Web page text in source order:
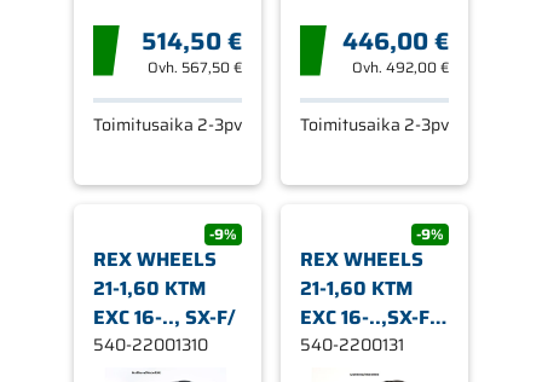
514,50 €
Ovh. 567,50 €
Toimitusaika 2-3pv
446,00 €
Ovh.492,00 €
Toimitusaika 2-3pv
-9%
REX WHEELS
21-1,60 KTM
EXC 16-.., SX-F/
540-22001310
-9%
REX WHEELS
21-1,60 KTM
EXC 16-..,SX-F
15
540-2200131